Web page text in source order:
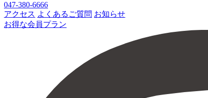
047-380-6666
アクセス よくあるご質問 お知らせ
お得な会員プラン